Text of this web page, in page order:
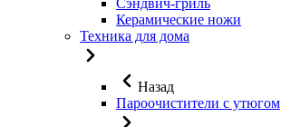
Керамические ножи
Техника для дома
Назад
Пароочистители с утюгом